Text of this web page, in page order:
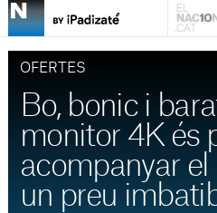
OFERTES
Bo, bonic i
monitor 4K és
acompanyar
un preu